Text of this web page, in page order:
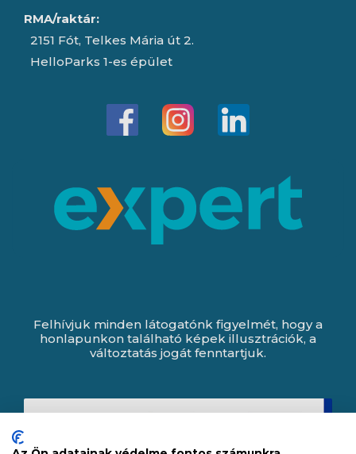
RMA/raktár:
2151 Fót, Telkes Mária út 2.
HelloParks 1-es épület
Felhívjuk minden látogatónk figyelmét, hogy a
honlapunkon található képek illusztrációk, a
változtatás jogát fenntartjuk.